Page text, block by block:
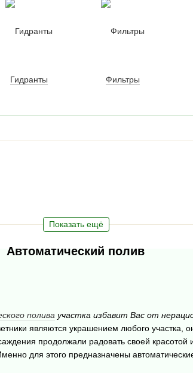
Гидранты Фильтры
Показать ещё
Автоматический полив
полива участка избавит Вас от
являются украшением любого участка,
продолжали радовать своей красотой
для этого предназначены